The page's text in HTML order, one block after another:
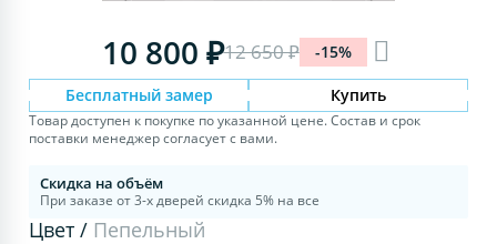
10 800 ₽12 650 ₽ -15%
Бесплатный замер Купить
Товар доступен к покупке по указанной цене. Состав и срок
поставки менеджер согласует с вами.
Скидка на объём
При заказе от 3-х дверей скидка 5% на все
Цвет / Пепельный